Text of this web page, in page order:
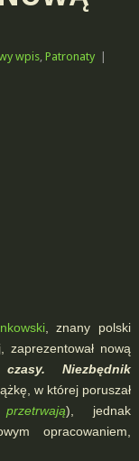
wpis, Patronaty
, znany polski
nową
Niezbędnik
w której poruszał
), jednak
opracowaniem,